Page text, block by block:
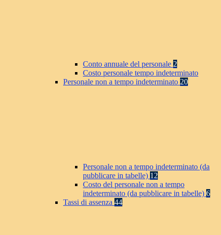
Conto annuale del personale 2
Costo personale tempo indeterminato
Personale non a tempo indeterminato 20
Personale non a tempo indeterminato (da
pubblicare in tabelle) 12
Costo del personale non a tempo
indeterminato (da pubblicare in tabelle) 6
Tassi di assenza 44